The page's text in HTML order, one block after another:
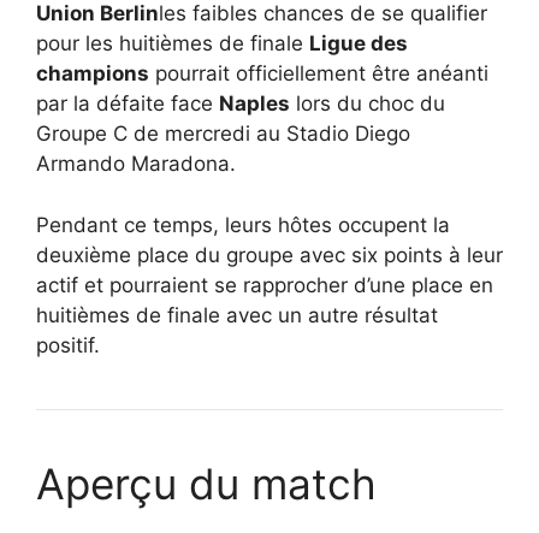
Union Berlinles faibles chances de se qualifier
pour les huitièmes de finale Ligue des
champions pourrait officiellement être anéanti
par la défaite face Naples lors du choc du
Groupe C de mercredi au Stadio Diego
Armando Maradona.
Pendant ce temps, leurs hôtes occupent la
deuxième place du groupe avec six points à leur
actif et pourraient se rapprocher d’une place en
huitièmes de finale avec un autre résultat
positif.
Aperçu du match